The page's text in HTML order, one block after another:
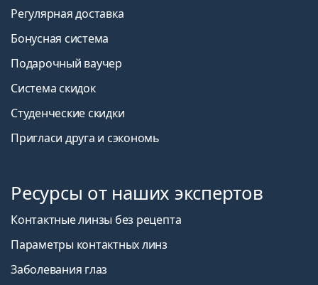
Регулярная доставка
Бонусная система
Подарочный ваучер
Система скидок
Студенческие скидки
Пригласи друга и сэкономь
Ресурсы от наших экспертов
Контактные линзы без рецепта
Параметры контактных линз
Заболевания глаз